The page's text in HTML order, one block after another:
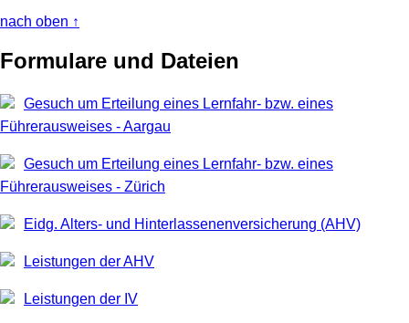
nach oben ↑
Formulare und Dateien
Gesuch um Erteilung eines Lernfahr- bzw. eines
Führerausweises - Aargau
Gesuch um Erteilung eines Lernfahr- bzw. eines
Führerausweises - Zürich
Eidg. Alters- und Hinterlassenenversicherung (AHV)
Leistungen der AHV
Leistungen der IV